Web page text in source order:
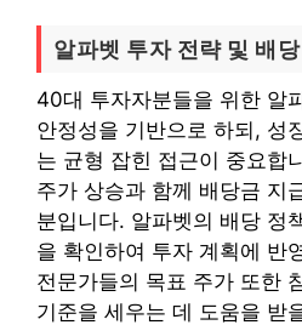
알파벳 투자 전략 및 배
40대 투자자분들을 위한 알
안정성을 기반으로 하되, 성
는 균형 잡힌 접근이 중요합
주가 상승과 함께 배당금 지
분입니다. 알파벳의 배당 정
을 확인하여 투자 계획에 반
전문가들의 목표 주가 또한
기준을 세우는 데 도움을 받